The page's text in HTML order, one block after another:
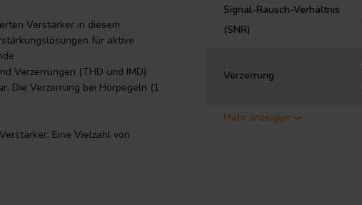
Verstärker in diesem
für aktive
Verzerrungen (THD und IMD)
Die Verzerrung bei Hörpegeln (1
Eine Vielzahl von
Quellgeräten. Hypex bietet
diese FusionAmps nicht
Signal-Rausch-Verhältnis
(SNR)
Verzerrung
Mehr anzeigen